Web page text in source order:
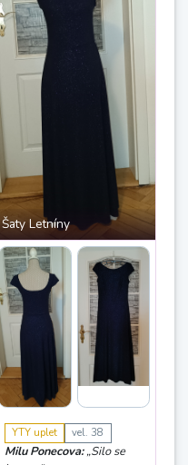
Šaty Letníny
YTY uplet vel. 38
Milu Ponecova:„Silo se